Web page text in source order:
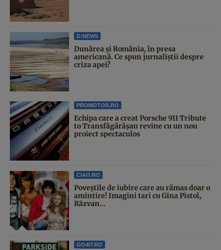
D:NEWS
Dunărea și România, în presa
americană. Ce spun jurnaliștii despre
criza apei?
PROMOTOR.RO
Echipa care a creat Porsche 911 Tribute
to Transfăgărășan revine cu un nou
proiect spectaculos
CIAO.RO
Poveştile de iubire care au rămas doar o
amintire! Imagini tari cu Gina Pistol,
Răzvan...
GO4IT.RO